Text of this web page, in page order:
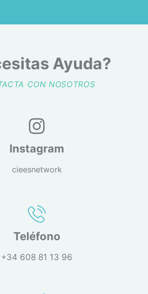
Ayuda?
CON NOSOTROS
Instagram
cieesnetwork
Teléfono
+34 608 81 13 96